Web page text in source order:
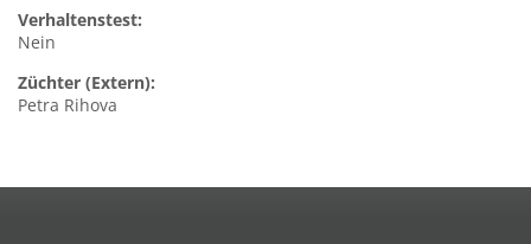
Verhaltenstest:
Nein
Züchter (Extern):
Petra Rihova